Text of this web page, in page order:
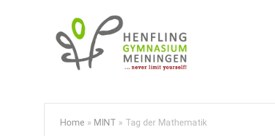
Home » MINT » Tag der Mathematik